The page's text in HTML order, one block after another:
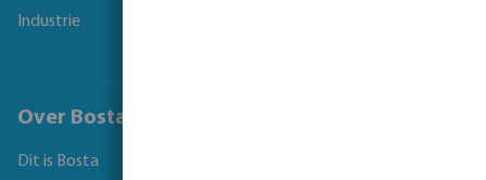
Industrie
Over Bosta
Dit is Bosta